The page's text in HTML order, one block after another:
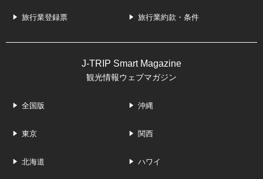
旅行業登録票 旅行業約款・条件
J-TRIP Smart Magazine
観光情報ウェブマガジン
全国版 沖縄
東京 関西
北海道 ハワイ